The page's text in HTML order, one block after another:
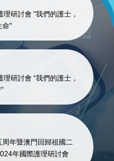
研討會 "我們的護士，
命"
研討會 “我們的護士，
年暨澳門回歸祖國二
年國際護理研討會